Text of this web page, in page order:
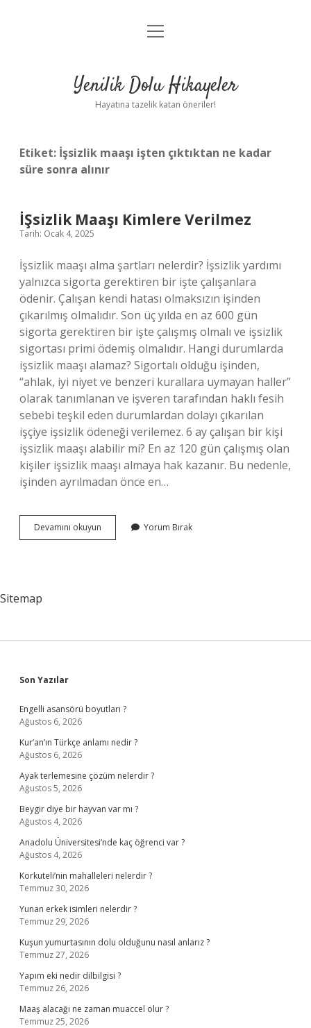
Anasayfa
Yasal Uyarı
menüyü
Yenilik Dolu Hikayeler
Hayatına tazelik katan öneriler!
Etiket: İşsizlik maaşı işten çıktıktan ne kadar
süre sonra alınır
İŞsizlik Maaşı Kimlere Verilmez
Tarih: Ocak 4, 2025
İşsizlik maaşı alma şartları nelerdir? İşsizlik yardımı
yalnızca sigorta gerektiren bir işte çalışanlara
ödenir. Çalışan kendi hatası olmaksızın işinden
çıkarılmış olmalıdır. Son üç yılda en az 600 gün
sigorta gerektiren bir işte çalışmış olmalı ve işsizlik
sigortası primi ödemiş olmalıdır. Hangi durumlarda
işsizlik maaşı alamaz? Sigortalı olduğu işinden,
“ahlak, iyi niyet ve benzeri kurallara uymayan haller”
olarak tanımlanan ve işveren tarafından haklı fesih
sebebi teşkil eden durumlardan dolayı çıkarılan
işçiye işsizlik ödeneği verilemez. 6 ay çalışan bir kişi
işsizlik maaşı alabilir mi? En az 120 gün çalışmış olan
kişiler işsizlik maaşı almaya hak kazanır. Bu nedenle,
işinden ayrılmadan önce en…
Devamını okuyun
Maaşı
Yorum Bırak
Sitemap
Sidebar
Son Yazılar
Engelli asansörü boyutları ?
Ağustos 6, 2026
Kur’an’ın Türkçe anlamı nedir ?
Ağustos 6, 2026
Ayak terlemesine çözüm nelerdir ?
Ağustos 5, 2026
Beygir diye bir hayvan var mı ?
Ağustos 4, 2026
Anadolu Üniversitesi’nde kaç öğrenci var ?
Ağustos 4, 2026
Korkuteli’nin mahalleleri nelerdir ?
Temmuz 30, 2026
Yunan erkek isimleri nelerdir ?
Temmuz 29, 2026
Kuşun yumurtasının dolu olduğunu nasıl anlarız ?
Temmuz 27, 2026
Yapım eki nedir dilbilgisi ?
Temmuz 26, 2026
Maaş alacağı ne zaman muaccel olur ?
Temmuz 25, 2026